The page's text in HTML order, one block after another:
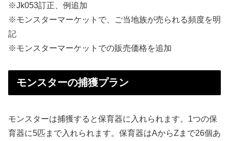
※Jk053訂正、例追加
※モンスターマーケットで、ご当地族が売られる頻度を明
記
※モンスターマーケットでの販売価格を追加
モンスターの捕獲プラン
モンスターは捕獲すると保育器に入れられます。1つの保
育器に5匹まで入れられます。保育器はAからZまで26個あ